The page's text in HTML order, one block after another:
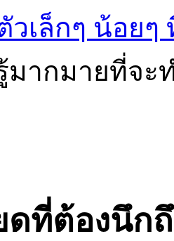
วเล็กๆ น้อย
มากมายที่จะ
ดที่ต้องนึก